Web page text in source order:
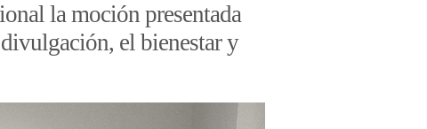
la moción presentada
el bienestar y